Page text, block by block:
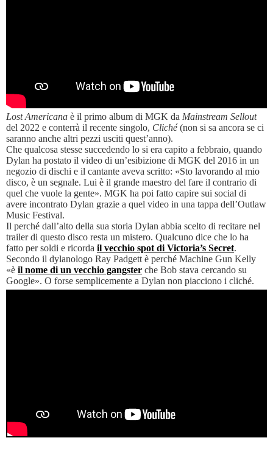
Lost Americana è il primo album di MGK da Mainstream Sellout
del 2022 e conterrà il recente singolo, Cliché(non si sa ancora se ci
saranno anche altri pezzi usciti quest’anno).
Che qualcosa stesse succedendo lo si era capito a febbraio, quando
Dylan ha postato il video di un’esibizione di MGK del 2016 in un
negozio di dischi e il cantante aveva scritto: «Sto lavorando al mio
disco, è un segnale. Lui è il grande maestro del fare il contrario di
quel che vuole la gente». MGK ha poi fatto capire sui social di
avere incontrato Dylan grazie a quel video in una tappa dell’Outlaw
Music Festival.
Il perché dall’alto della sua storia Dylan abbia scelto di recitare nel
trailer di questo disco resta un mistero. Qualcuno dice che lo ha
fatto per soldi e ricorda il vecchio spot di Victoria’s Secret.
Secondo il dylanologo Ray Padgett è perché Machine Gun Kelly
«è il nome di un vecchio gangster che Bob stava cercando su
Google». O forse semplicemente a Dylan non piacciono i cliché.